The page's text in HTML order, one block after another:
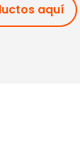
aquí